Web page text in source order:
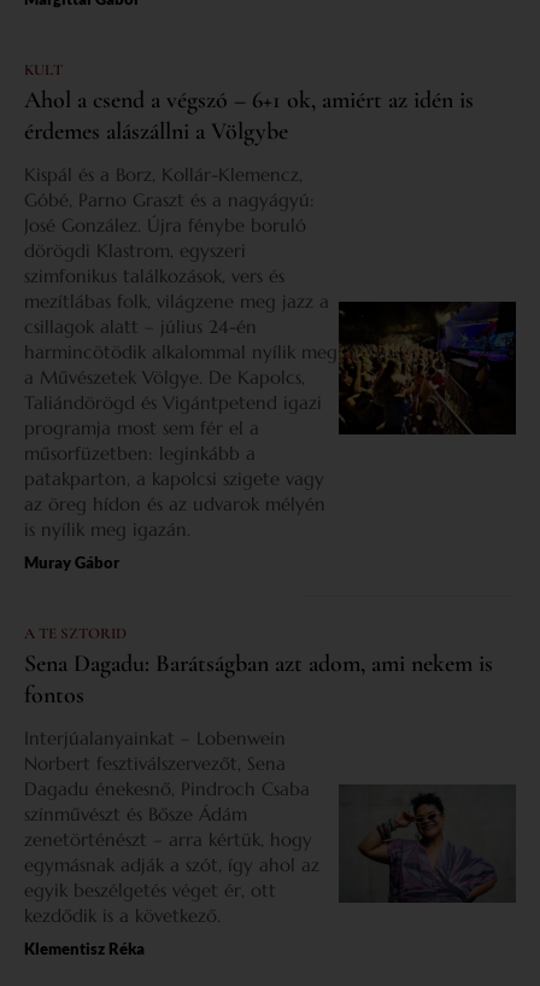
KULT
Ahol a csend a végszó – 6+1 ok, amiért az idén is
érdemes alászállni a Völgybe
Kispál és a Borz, Kollár-Klemencz,
Góbé, Parno Graszt és a nagyágyú:
José González. Újra fénybe boruló
dörögdi Klastrom, egyszeri
szimfonikus találkozások, vers és
mezítlábas folk, világzene meg jazz a
csillagok alatt – július 24-én
harmincötödik alkalommal nyílik meg
a Művészetek Völgye. De Kapolcs,
Taliándörögd és Vigántpetend igazi
programja most sem fér el a
műsorfüzetben: leginkább a
patakparton, a kapolcsi szigete vagy
az öreg hídon és az udvarok mélyén
is nyílik meg igazán.
Muray Gábor
A TE SZTORID
Sena Dagadu: Barátságban azt adom, ami nekem is
fontos
Interjúalanyainkat – Lobenwein
Norbert fesztiválszervezőt, Sena
Dagadu énekesnő, Pindroch Csaba
színművészt és Bősze Ádám
zenetörténészt – arra kértük, hogy
egymásnak adják a szót, így ahol az
egyik beszélgetés véget ér, ott
kezdődik is a következő.
Klementisz Réka